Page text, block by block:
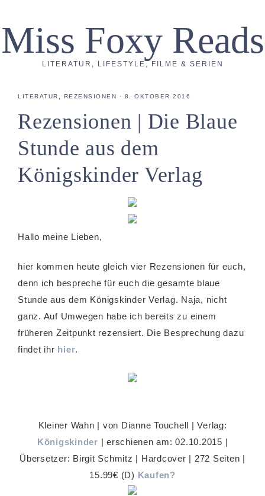
Miss Foxy Reads
LITERATUR, LIFESTYLE, FILME & SERIEN
LITERATUR REZENSIONEN · 8. OKTOBER 2016
Rezensionen | Die Blaue
Stunde aus dem
Königskinder Verlag
Hallo meine Lieben,
hier kommen heute gleich vier Rezensionen für euch,
denn ich bespreche für euch die gesamte blaue
Stunde aus dem Königskinder Verlag. Naja, nicht
ganz. Auf Umwegen habe ich bereits zu einem
früheren Zeitpunkt rezensiert. Die Besprechung dazu
findet ihr hier.
Kleiner Wahn | von Dianne Touchell | Verlag:
Königskinder | erschienen am: 02.10.2015 |
Übersetzer: Birgit Schmitz | Hardcover | 272 Seiten |
15.99€ (D) Kaufen?